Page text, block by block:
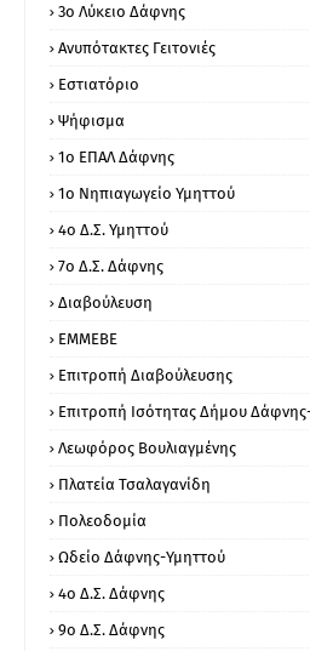
3ο Λύκειο Δάφνης
Ανυπότακτες Γειτονιές
Εστιατόριο
Ψήφισμα
1ο ΕΠΑΛ Δάφνης
1ο Νηπιαγωγείο Υμηττού
4ο Δ.Σ. Υμηττού
7ο Δ.Σ. Δάφνης
Διαβούλευση
ΕΜΜΕΒΕ
Επιτροπή Διαβούλευσης
Επιτροπή Ισότητας Δήμου
Λεωφόρος Βουλιαγμένης
Πλατεία Τσαλαγανίδη
Πολεοδομία
Ωδείο Δάφνης-Υμηττού
4ο Δ.Σ. Δάφνης
9ο Δ.Σ. Δάφνης